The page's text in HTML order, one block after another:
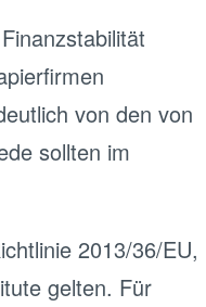
von den von
sollten im
2013/36/EU,
gelten. Für